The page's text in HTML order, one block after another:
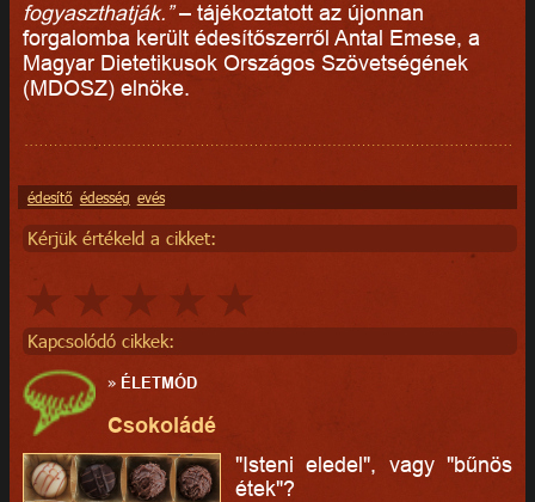
fogyaszthatják.”– tájékoztatott az újonnan
forgalomba került édesítőszerről Antal Emese, a
Magyar Dietetikusok Országos Szövetségének
(MDOSZ) elnöke.
édesítő édesség evés
Kérjük értékeld a cikket:
Kapcsolódó cikkek:
» ÉLETMÓD
Csokoládé
"Isteni eledel", vagy "bűnös
étek"?